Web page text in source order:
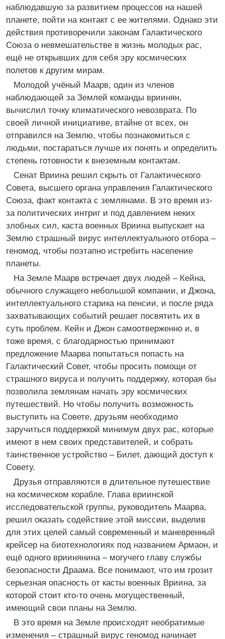
наблюдавшую за развитием процессов на нашей
планете, пойти на контакт с ее жителями. Однако эти
действия противоречили законам Галактического
Союза о невмешательстве в жизнь молодых рас,
ещё не открывших для себя эру космических
полетов к другим мирам.
Молодой учёный Маарв, один из членов
наблюдающей за Землей команды вриинян,
вычислил точку климатического невозврата. По
своей личной инициативе, втайне от всех, он
отправился на Землю, чтобы познакомиться с
людьми, постараться лучше их понять и определить
степень готовности к внеземным контактам.
Сенат Вриина решил скрыть от Галактического
Совета, высшего органа управления Галактического
Союза, факт контакта с землянами. В это время из-
за политических интриг и под давлением неких
злобных сил, каста военных Вриина выпускает на
Землю страшный вирус интеллектуального отбора –
геномод, чтобы поэтапно истребить население
планеты.
На Земле Маарв встречает двух людей – Кейна,
обычного служащего небольшой компании, и Джона,
интеллектуального старика на пенсии, и после ряда
захватывающих событий решает посвятить их в
суть проблем. Кейн и Джон самоотверженно и, в
тоже время, с благодарностью принимают
предложение Маарва попытаться попасть на
Галактический Совет, чтобы просить помощи от
страшного вируса и получить поддержку, которая бы
позволила землянам начать эру космических
путешествий. Но чтобы получить возможность
выступить на Совете, друзьям необходимо
заручиться поддержкой минимум двух рас, которые
имеют в нем своих представителей, и собрать
таинственное устройство – Билет, дающий доступ к
Совету.
Друзья отправляются в длительное путешествие
на космическом корабле. Глава вриинской
исследовательской группы, руководитель Маарва,
решил оказать содействие этой миссии, выделив
для этих целей самый современный и маневренный
крейсер на биотехнологиях под названием Армаон, и
ещё одного вриинянина – могучего главу службы
безопасности Драама. Все понимают, что им грозит
серьезная опасность от касты военных Вриина, за
которой стоит кто-то очень могущественный,
имеющий свои планы на Землю.
В это время на Земле происходят необратимые
изменения – страшный вирус геномод начинает